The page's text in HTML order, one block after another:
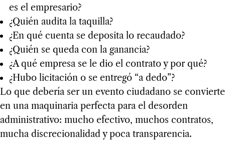
es el empresario?
¿Quién audita la taquilla?
¿En qué cuenta se deposita lo recaudado?
¿Quién se queda con la ganancia?
¿A qué empresa se le dio el contrato y por qué?
¿Hubo licitación o se entregó “a dedo”?
Lo que debería ser un evento ciudadano se convierte
en una maquinaria perfecta para el desorden
administrativo: mucho efectivo, muchos contratos,
mucha discrecionalidad y poca transparencia.